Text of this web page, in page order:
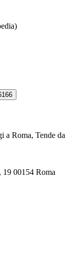
a Roma, Tende da
00154 Roma